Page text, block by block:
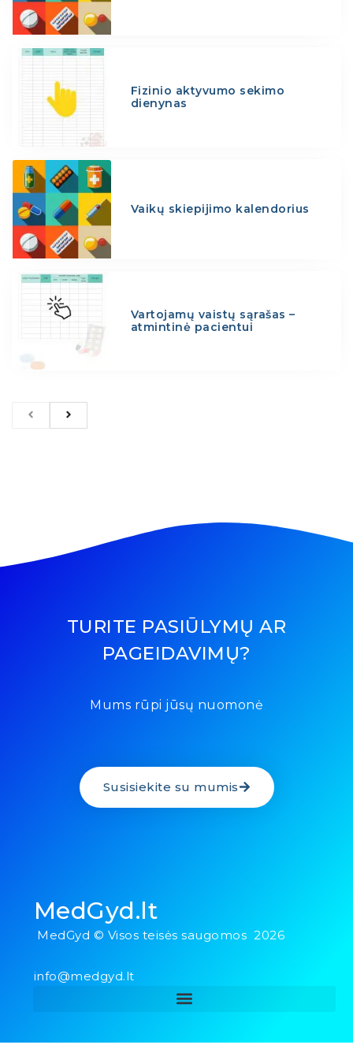
Fizinio aktyvumo sekimo
dienynas
Vaikų skiepijimo kalendorius
Vartojamų vaistų sąrašas –
atmintinė pacientui
TURITE PASIŪLYMŲ AR
PAGEIDAVIMŲ?
Mums rūpi jūsų nuomonė
Susisiekite su mumis
MedGyd.lt
MedGyd © Visos teisės saugomos 2026
info@medgyd.lt